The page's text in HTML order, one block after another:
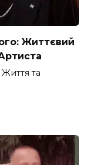
Життєвий
та